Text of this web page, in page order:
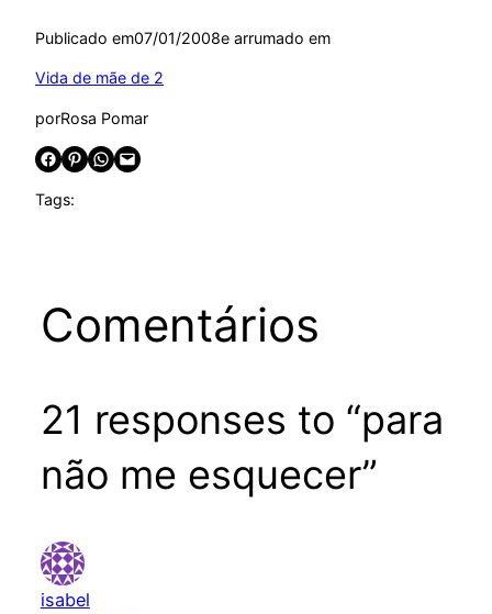
Publicado em07/01/2008e arrumado em
Vida de mãe de 2
porRosa Pomar
Share on Facebook Share on Pinterest Share on WhatsApp Email this Page
Tags:
Comentários
21 responses to “para
não me esquecer”
isabel